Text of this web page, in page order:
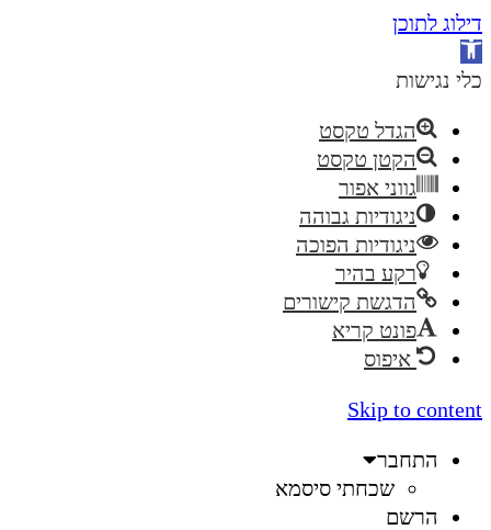
דילוג לתוכן
פתח
סרגל
כלי נגישות
הגדל טקסט
הקטן טקסט
גווני אפור
ניגודיות גבוהה
ניגודיות הפוכה
רקע בהיר
הדגשת קישורים
פונט קריא
איפוס
Skip to content
התחבר
שכחתי סיסמא
הרשם